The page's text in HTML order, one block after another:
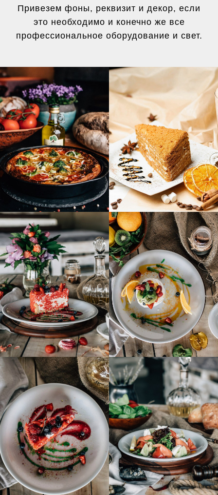
Привезем фоны, реквизит и декор, если
это необходимо и конечно же все
профессиональное оборудование и свет.